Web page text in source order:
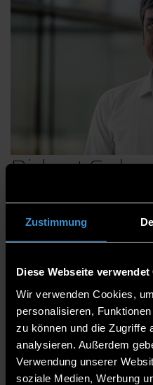
Zustimmung
Diese Webseite verwendet
Wir verwenden Cookies,
personalisieren,
zu können und die Zugriffe
analysieren. Außerdem
Verwendung unserer
soziale Medien, Werbung
Bidyut
Centre for Applied
Campus Freyung
Academic Staff
TCF
08551/91764-12